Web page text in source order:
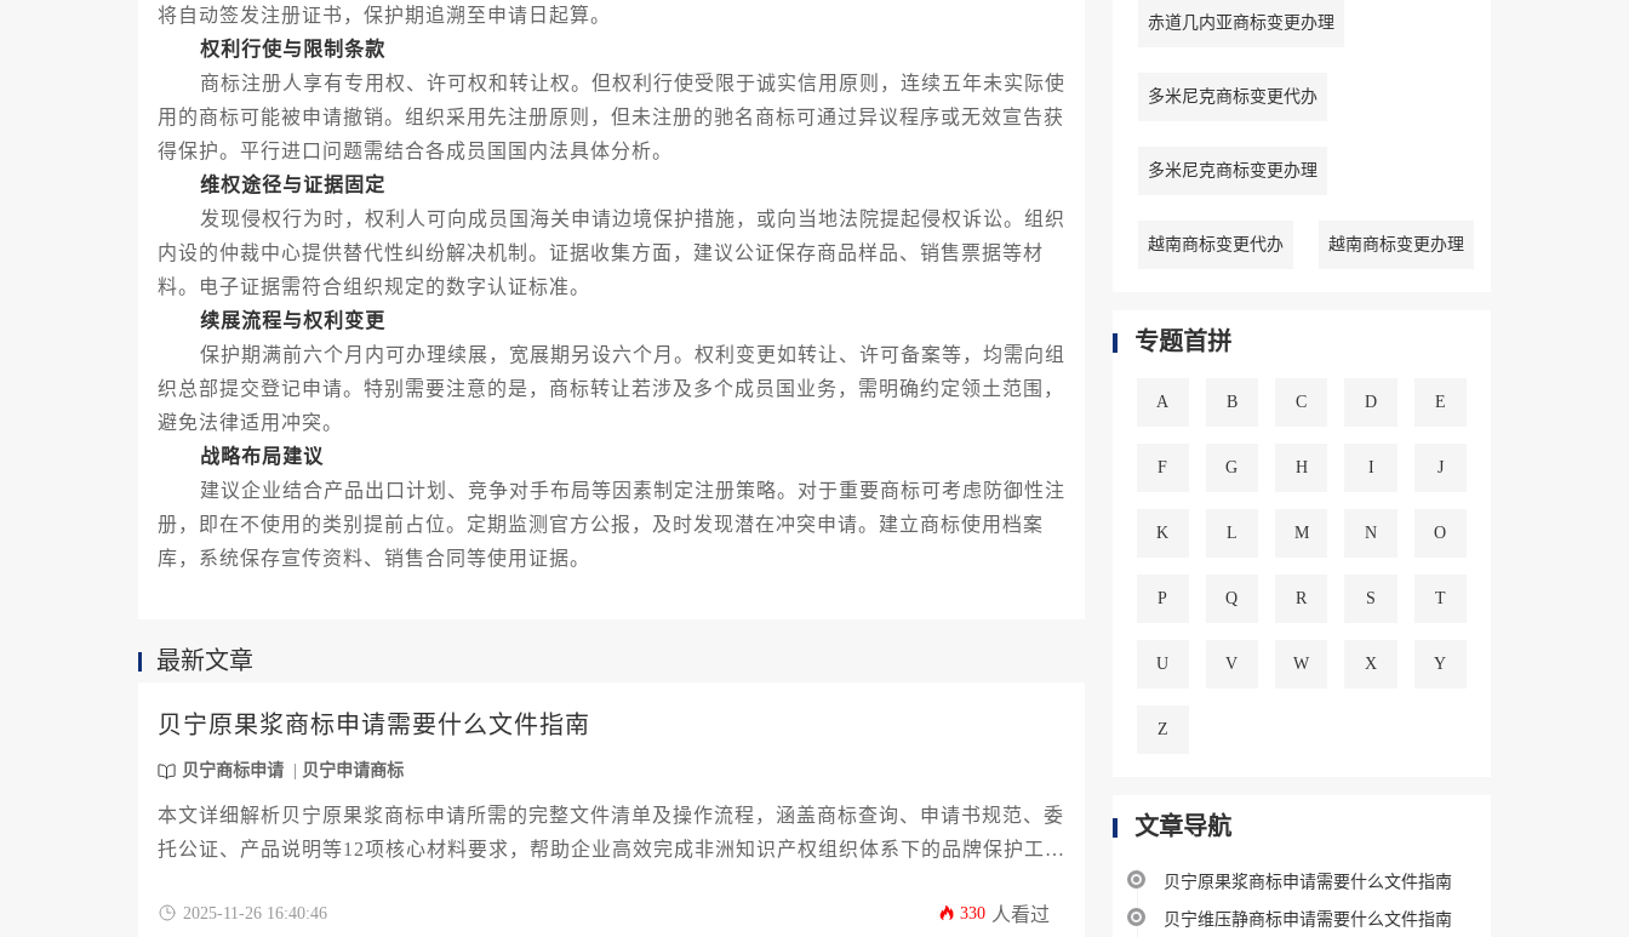
将自动签发注册证书，保护期追溯至申请日起算。
权利行使与限制条款
商标注册人享有专用权、许可权和转让权。但权利行使受限于诚实信用原则，连续五年未实际使
用的商标可能被申请撤销。组织采用先注册原则，但未注册的驰名商标可通过异议程序或无效宣告获
得保护。平行进口问题需结合各成员国国内法具体分析。
维权途径与证据固定
发现侵权行为时，权利人可向成员国海关申请边境保护措施，或向当地法院提起侵权诉讼。组织
内设的仲裁中心提供替代性纠纷解决机制。证据收集方面，建议公证保存商品样品、销售票据等材
料。电子证据需符合组织规定的数字认证标准。
续展流程与权利变更
保护期满前六个月内可办理续展，宽展期另设六个月。权利变更如转让、许可备案等，均需向组
织总部提交登记申请。特别需要注意的是，商标转让若涉及多个成员国业务，需明确约定领土范围，
避免法律适用冲突。
战略布局建议
建议企业结合产品出口计划、竞争对手布局等因素制定注册策略。对于重要商标可考虑防御性注
册，即在不使用的类别提前占位。定期监测官方公报，及时发现潜在冲突申请。建立商标使用档案
库，系统保存宣传资料、销售合同等使用证据。
最新文章
贝宁原果浆商标申请需要什么文件指南
贝宁商标申请 贝宁申请商标
本文详细解析贝宁原果浆商标申请所需的完整文件清单及操作流程，涵盖商标查询、申请书规范、委
托公证、产品说明等12项核心材料要求，帮助企业高效完成非洲知识产权组织体系下的品牌保护工
2025-11-26 16:40:46 330 人看过
赤道几内亚商标变更办理
多米尼克商标变更代办
多米尼克商标变更办理
越南商标变更代办 越南商标变更办理
专题首拼
A B C D E
F G H I J
K L M N O
P Q R S T
U V W X Y
Z
文章导航
贝宁原果浆商标申请需要什么文件指南
贝宁维压静商标申请需要什么文件指南